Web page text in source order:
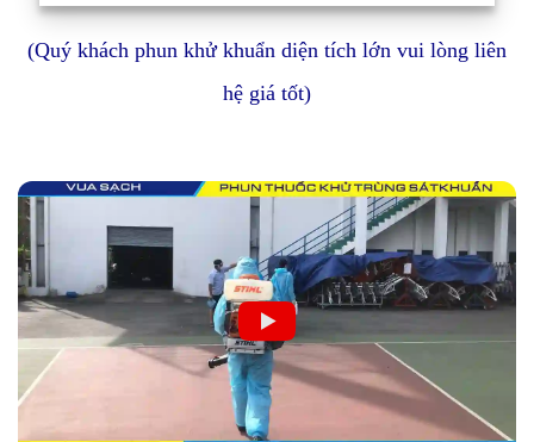
(Quý khách phun khử khuẩn diện tích lớn vui lòng liên
hệ giá tốt)